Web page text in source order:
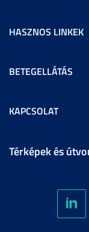
HASZNOS LINKEK
BETEGELLÁTÁS
KAPCSOLAT
Térképek és